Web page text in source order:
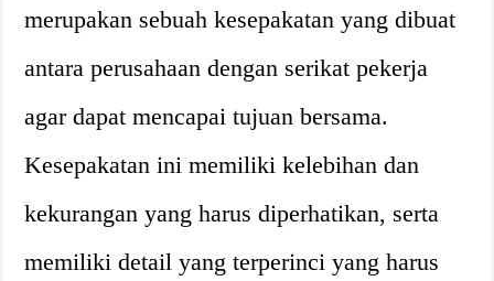
merupakan sebuah kesepakatan yang dibuat
antara perusahaan dengan serikat pekerja
agar dapat mencapai tujuan bersama.
Kesepakatan ini memiliki kelebihan dan
kekurangan yang harus diperhatikan, serta
memiliki detail yang terperinci yang harus